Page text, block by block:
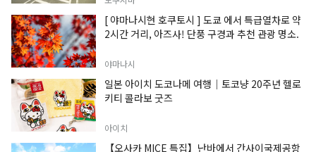
[ 야마나시현 호쿠토시 ] 도쿄 에서 특급열차로 약
2시간 거리, 아즈사! 단풍 구경과 추천 관광 명소.
야마나시
일본 아이치 도코나메 여행｜토코냥 20주년 헬로
키티 콜라보 굿즈
아이치
【오사카 MICE 특집】난바에서 간사이국제공항